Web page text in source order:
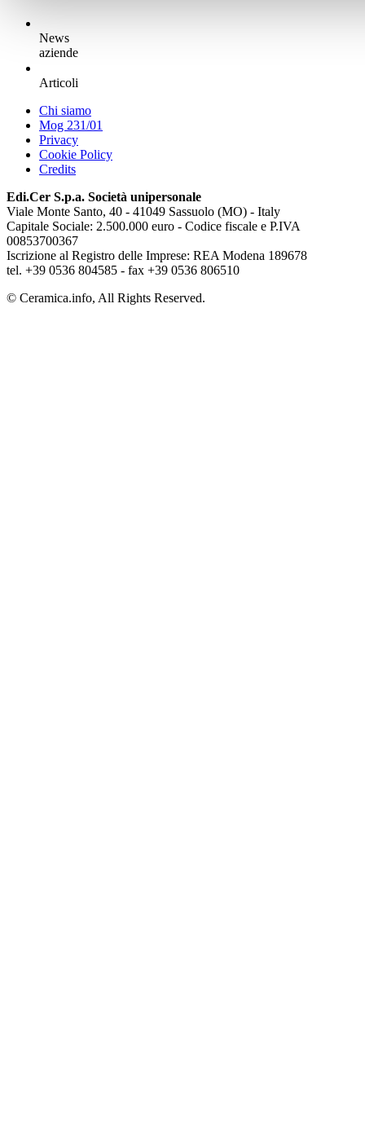
News
aziende
Articoli
Chi siamo
Mog 231/01
Privacy
Cookie Policy
Credits
Edi.Cer S.p.a. Società unipersonale
Viale Monte Santo, 40 - 41049 Sassuolo (MO) - Italy
Capitale Sociale: 2.500.000 euro - Codice fiscale e P.IVA
00853700367
Iscrizione al Registro delle Imprese: REA Modena 189678
tel. +39 0536 804585 - fax +39 0536 806510
© Ceramica.info, All Rights Reserved.